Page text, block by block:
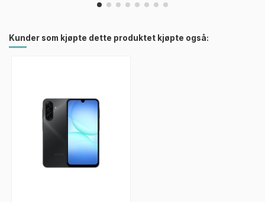
Kunder som kjøpte dette produktet kjøpte også: